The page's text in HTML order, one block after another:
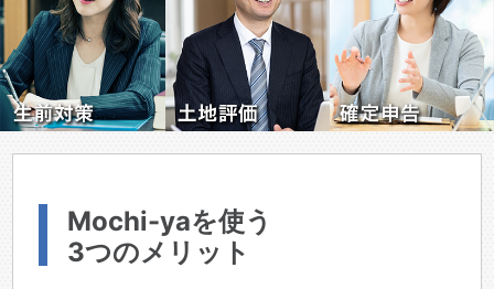
Mochi-yaを使う
3つのメリット